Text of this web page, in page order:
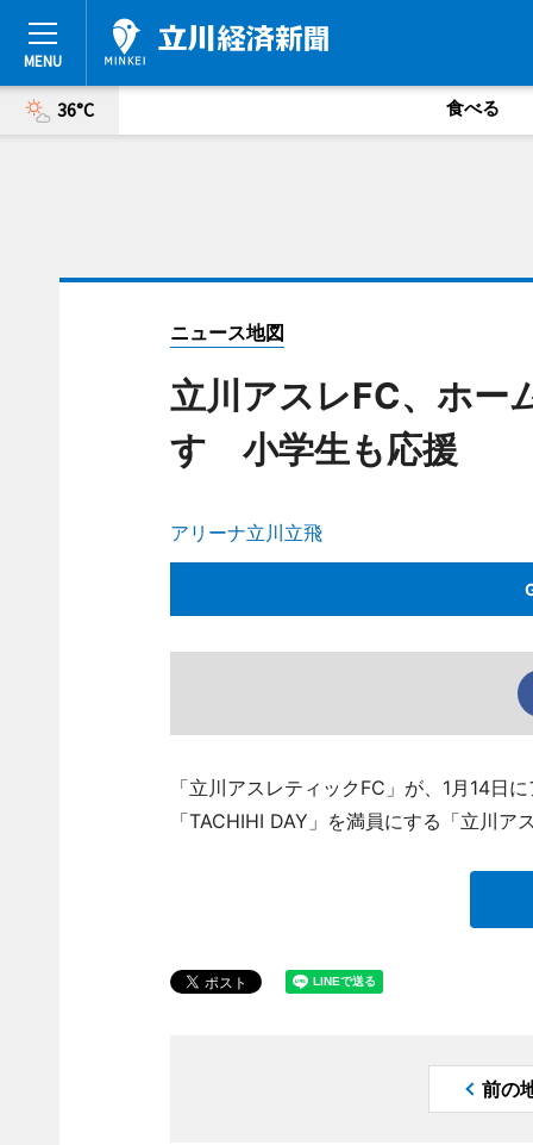
36°C 食べる
ニュース地図
立川アスレFC、ホー
す 小学生も応援
アリーナ立川立飛
「立川アスレティックFC」が、1月14日
「TACHIHI DAY」を満員にする「立川
前の